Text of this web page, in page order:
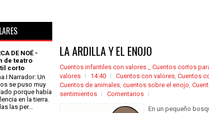
LA ARDILLA Y EL ENOJO
Cuentos infantiles con valores _ Cuentos cortos
valores
14:40 Cuentos con valores, Cuentos
Cuentos de animales, cuentos sobre el enojo,
sentimientos
Comentarios
En un pequeño
DE NOÉ -
de teatro
corto
I Narrador: Un
se puso muy
porque había
en la tierra.
las per...